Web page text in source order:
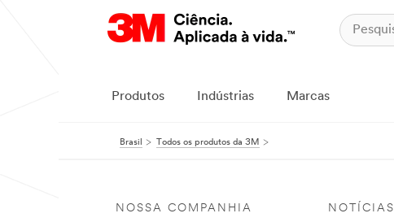
Produtos Indústrias Marcas
Brasil Todos os produtos da 3M
NOSSA COMPANHIA NOTÍCIAS